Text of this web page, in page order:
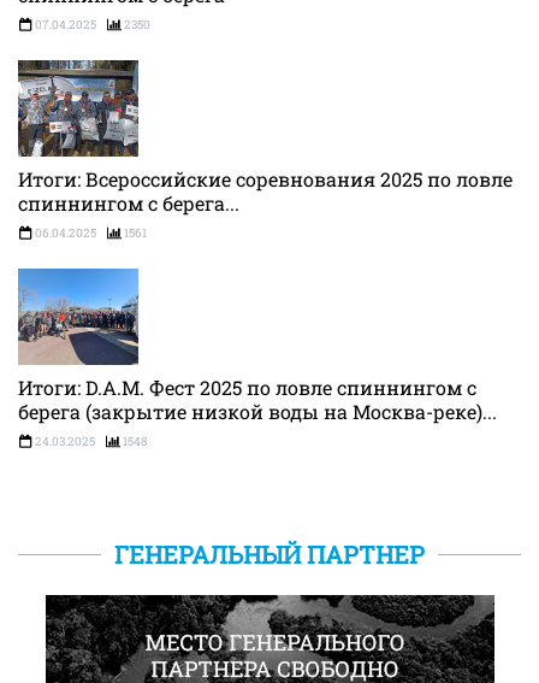
07.04.2025 2350
Итоги: Всероссийские соревнования 2025 по ловле
спиннингом с берега...
06.04.2025 1561
Итоги: D.A.M. Фест 2025 по ловле спиннингом с
берега (закрытие низкой воды на Москва-реке)...
24.03.2025 1548
ГЕНЕРАЛЬНЫЙ ПАРТНЕР